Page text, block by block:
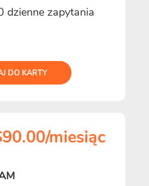
dzienne zapytania
DO KARTY
miesiąc